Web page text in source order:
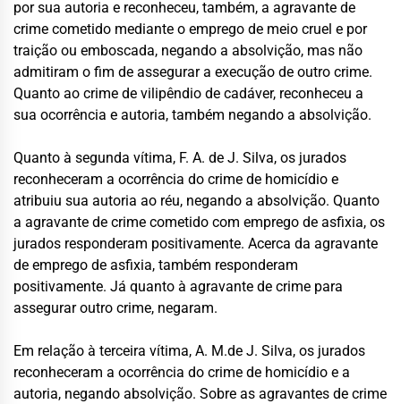
por sua autoria e reconheceu, também, a agravante de
crime cometido mediante o emprego de meio cruel e por
traição ou emboscada, negando a absolvição, mas não
admitiram o fim de assegurar a execução de outro crime.
Quanto ao crime de vilipêndio de cadáver, reconheceu a
sua ocorrência e autoria, também negando a absolvição.
Quanto à segunda vítima, F. A. de J. Silva, os jurados
reconheceram a ocorrência do crime de homicídio e
atribuiu sua autoria ao réu, negando a absolvição. Quanto
a agravante de crime cometido com emprego de asfixia, os
jurados responderam positivamente. Acerca da agravante
de emprego de asfixia, também responderam
positivamente. Já quanto à agravante de crime para
assegurar outro crime, negaram.
Em relação à terceira vítima, A. M.de J. Silva, os jurados
reconheceram a ocorrência do crime de homicídio e a
autoria, negando absolvição. Sobre as agravantes de crime